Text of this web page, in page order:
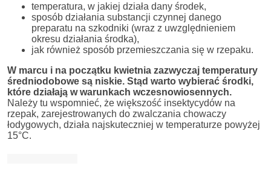
temperatura, w jakiej działa dany środek,
sposób działania substancji czynnej danego
preparatu na szkodniki (wraz z uwzględnieniem
okresu działania środka),
jak również sposób przemieszczania się w rzepaku.
W marcu i na początku kwietnia zazwyczaj temperatury
średniodobowe są niskie. Stąd warto wybierać środki,
które działają w warunkach wczesnowiosennych.
Należy tu wspomnieć, że większość insektycydów na
rzepak, zarejestrowanych do zwalczania chowaczy
łodygowych, działa najskuteczniej w temperaturze powyżej
15°C.